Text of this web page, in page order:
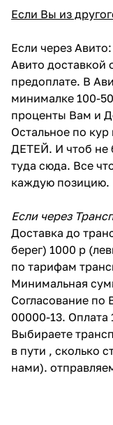
Если Вы из
Если через Авито:
Авито доставкой
предоплате. В
минималке 100-
проценты Вам и
Остальное по
ДЕТЕЙ. И чтоб не
туда сюда. Все
каждую позицию.
Если через
Доставка до
берег) 1000 р
по тарифам
Минимальная
Согласование по
00000-13. Оплата
Выбираете
в пути , сколько
нами).